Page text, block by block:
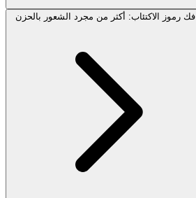
فك رموز الاكتئاب: أكثر من مجرد الشعور بالحزن